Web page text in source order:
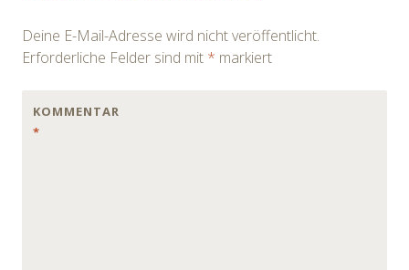
Deine E-Mail-Adresse wird nicht veröffentlicht.
Erforderliche Felder sind mit * markiert
KOMMENTAR
*